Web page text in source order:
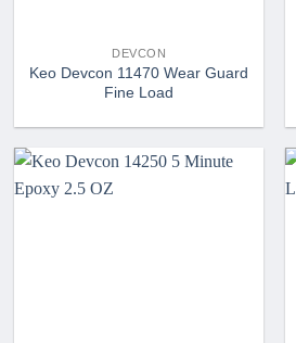
DEVCON
Keo Devcon 11470 Wear Guard
Fine Load